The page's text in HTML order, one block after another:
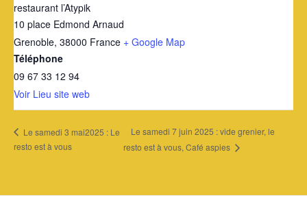
restaurant l’Atypik
10 place Edmond Arnaud
Grenoble, 38000 France + Google Map
Téléphone
09 67 33 12 94
Voir Lieu site web
Le samedi 3 mai2025 : Le
resto est à vous
Le samedi 7 juin 2025 : vide grenier, le
resto est à vous, Café aspies